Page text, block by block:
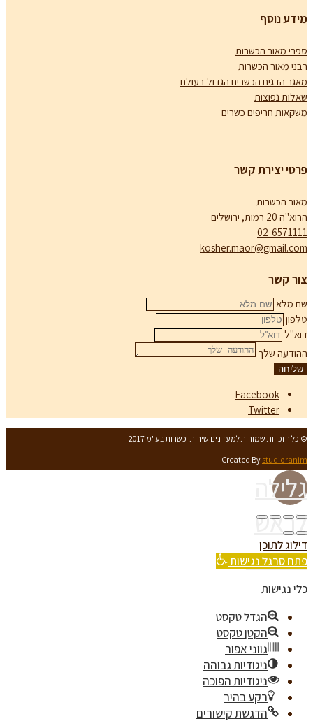
מידע נוסף
ספרי מאור הכשרות
רבני מאור הכשרות
מאגר הדגים הכשרים הגדול בעולם
שאלות נפוצות
משקאות חריפים כשרים
פרטי יצירת קשר
מאור הכשרות
הרוא"ה 20 רמות, ירושלים
02-6571111
kosher.maor@gmail.com
צור קשר
שם מלא
טלפון
דוא''ל
ההודעה שלך
שליחה
Facebook
Twitter
© כל הזכויות שמורות למעדנים שירותי כשרות בע"מ 2017
Created By studioranim
גלילה
לראש
העמוד
דילוג לתוכן
פתח סרגל נגישות
כלי נגישות
הגדל טקסט
הקטן טקסט
גווני אפור
ניגודיות גבוהה
ניגודיות הפוכה
רקע בהיר
הדגשת קישורים